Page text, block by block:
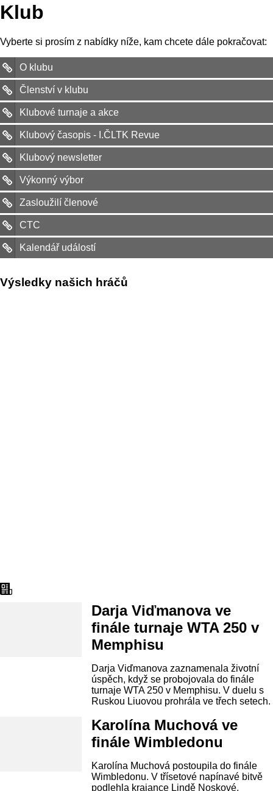
Klub
Vyberte si prosím z nabídky níže, kam chcete dále pokračovat:
O klubu
Členství v klubu
Klubové turnaje a akce
Klubový časopis - I.ČLTK Revue
Klubový newsletter
Výkonný výbor
Zasloužilí členové
CTC
Kalendář událostí
Výsledky našich hráčů
Darja Viďmanova ve
finále turnaje WTA 250 v
Memphisu
Darja Viďmanova zaznamenala životní
úspěch, když se probojovala do finále
turnaje WTA 250 v Memphisu. V duelu s
Ruskou Liuovou prohrála ve třech setech.
Karolína Muchová ve
finále Wimbledonu
Karolína Muchová postoupila do finále
Wimbledonu. V třísetové napínavé bitvě
podlehla krajance Lindě Noskové.